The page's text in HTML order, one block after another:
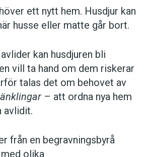
ett nytt hem. Husdjur kan
husse eller matte går bort.
kan husdjuren bli
vill ta hand om dem riskerar
talas det om behovet av
– att ordna nya hem
avlidit.
från en begravningsbyrå
olika